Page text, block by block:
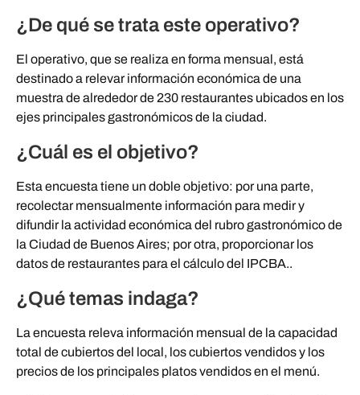
¿De qué se trata este operativo?
El operativo, que se realiza en forma mensual, está
destinado a relevar información económica de una
muestra de alrededor de 230 restaurantes ubicados en los
ejes principales gastronómicos de la ciudad.
¿Cuál es el objetivo?
Esta encuesta tiene un doble objetivo: por una parte,
recolectar mensualmente información para medir y
difundir la actividad económica del rubro gastronómico de
la Ciudad de Buenos Aires; por otra, proporcionar los
datos de restaurantes para el cálculo del IPCBA..
¿Qué temas indaga?
La encuesta releva información mensual de la capacidad
total de cubiertos del local, los cubiertos vendidos y los
precios de los principales platos vendidos en el menú.